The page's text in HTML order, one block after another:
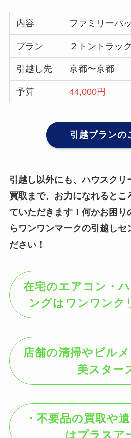
内容 ファミリーパ
プラン ２トントラッ
引越し先 京都〜京都
予算 44,000円
引越プランの
引越し以外にも、ハウスクリ
買取まで、お力になれるとこ
ていただきます！何かお困り
らワンワンマークの引越しセ
ださい！
在宅のエアコン・
ングはワンワンク
店舗の清掃やビル
美スター
・不要品の買取や
はプラスア